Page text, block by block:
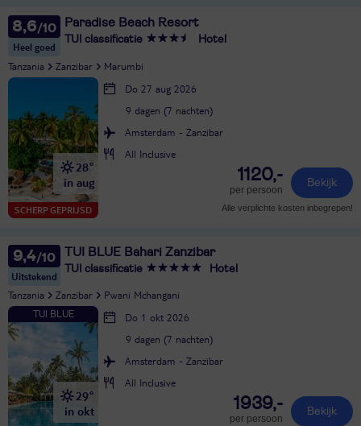
8,6
Heel goed
Paradise Beach Resort
TUI classificatie Hotel
Tanzania Zanzibar Marumbi
SCHERP GEPRIJSD
28°
in aug
Do 27 aug 2026
9 dagen (7 nachten)
Amsterdam - Zanzibar
All Inclusive
1120,-
per persoon
Bekijk
Alle verplichte kosten inbegrepen!
9,4
Uitstekend
TUI BLUE Bahari Zanzibar
TUI classificatie Hotel
Tanzania Zanzibar Pwani Mchangani
29°
in okt
Do 1 okt 2026
9 dagen (7 nachten)
Amsterdam - Zanzibar
All Inclusive
1939,-
per persoon
Bekijk